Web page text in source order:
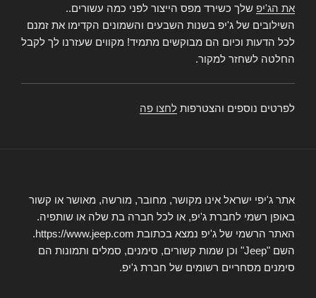
את הג'יפ שלך כשירד מפס הייצור לפני כמה עשורים..
השילובים של ג'יפ בשנות השבעים והשמונים הקדימו את זמנם
לכל הדעות וכיום הם מבוקשים מתמיד! מקווים שעזרנו לך לקבל
החלטה לשחזר למקור.
לפרטים נוספים והצטרפות לחצו פה
אתר ג'יפי ישראל אינו מקושר, מחובר, מורשה, מאושר או קשור
באופן רשמי לחברת ג'יפ, או לכל חברה בת שלה או שותפיה.
האתר הרשמי של ג'יפ נמצא בכתובת https://www.jeep.com.
השם "Jeep" וכן שמות קשורים, סימנים, סמלים ותמונות הם
סימנים מסחריים רשומים של חברת ג'יפ.